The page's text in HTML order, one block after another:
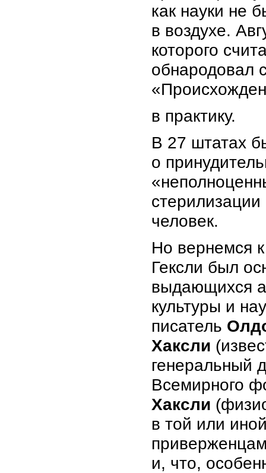
как науки не
в воздухе.
которого
обнародовал
в практику.
В 27 штатах
о
человек.
Но вернемся
Гексли был
выдающихся
культуры и
писатель
Хаксли
генеральный
Всемирного
Хаксли
в той или
и, что,